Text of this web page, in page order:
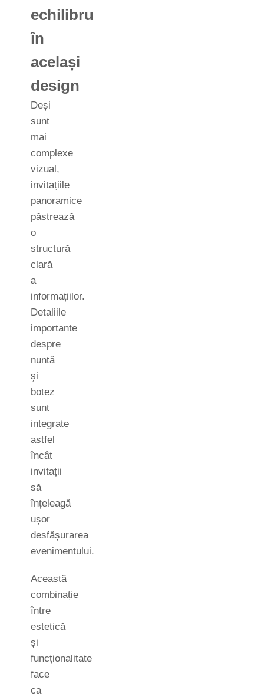
echilibru
în
același
design
Deși
sunt
mai
complexe
vizual,
invitațiile
panoramice
păstrează
o
structură
clară
a
informațiilor.
Detaliile
importante
despre
nuntă
și
botez
sunt
integrate
astfel
încât
invitații
să
înțeleagă
ușor
desfășurarea
evenimentului.
Această
combinație
între
estetică
și
funcționalitate
face
ca